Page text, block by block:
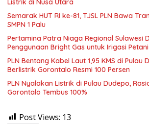
Listrik di Nusa Utara
Semarak HUT RI ke-81, TJSL PLN Bawa
SMPN 1 Palu
Pertamina Patra Niaga Regional Sulawesi
Penggunaan Bright Gas untuk Irigasi
PLN Bentang Kabel Laut 1,95 KMS di Pulau
Berlistrik Gorontalo Resmi 100 Persen
PLN Nyalakan Listrik di Pulau Dudepo,
Gorontalo Tembus 100%
Post Views: 13